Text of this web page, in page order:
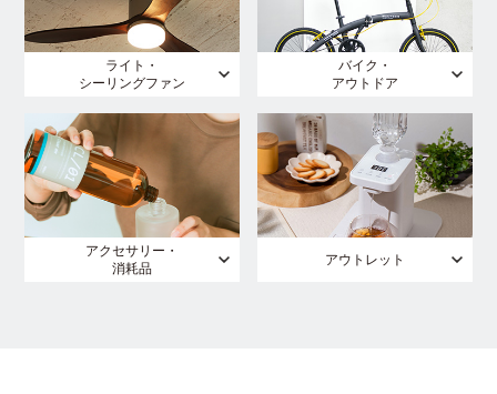
ライト・
シーリングファン
バイク・
アウトドア
アクセサリー・
消耗品
アウトレット